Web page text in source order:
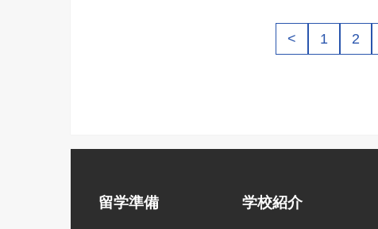
では、公式問題集をはじめとするおすすめ教材や無
< 1 2
留学準備 学校紹介